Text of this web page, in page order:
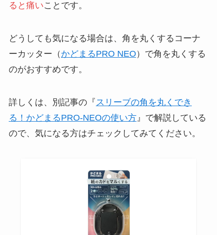
ると痛いことです。
どうしても気になる場合は、角を丸くするコーナ
ーカッター（かどまるPRO NEO ）で角を丸くする
のがおすすめです。
詳しくは、別記事の『 スリーブの角を丸くでき
る！かどまるPRO-NEOの使い方』で解説している
ので、気になる方はチェックしてみてください。